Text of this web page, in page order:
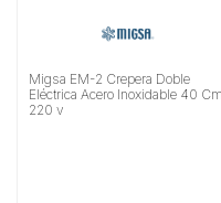
Migsa EM-2 Crepera Doble
Eléctrica Acero Inoxidable 40 Cm
220 v